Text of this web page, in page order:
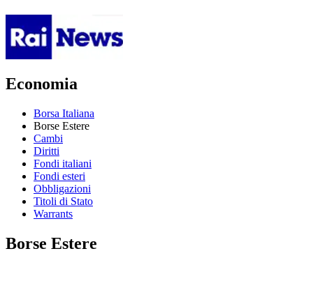
Economia
Borsa Italiana
Borse Estere
Cambi
Diritti
Fondi italiani
Fondi esteri
Obbligazioni
Titoli di Stato
Warrants
Borse Estere